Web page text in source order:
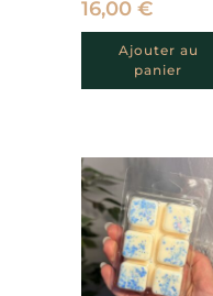
16,00 €
Ajouter au
panier